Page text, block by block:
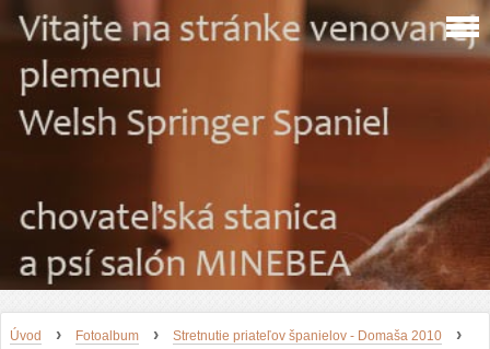
Úvod › Fotoalbum › Stretnutie priateľov španielov - Domaša 2010 ›